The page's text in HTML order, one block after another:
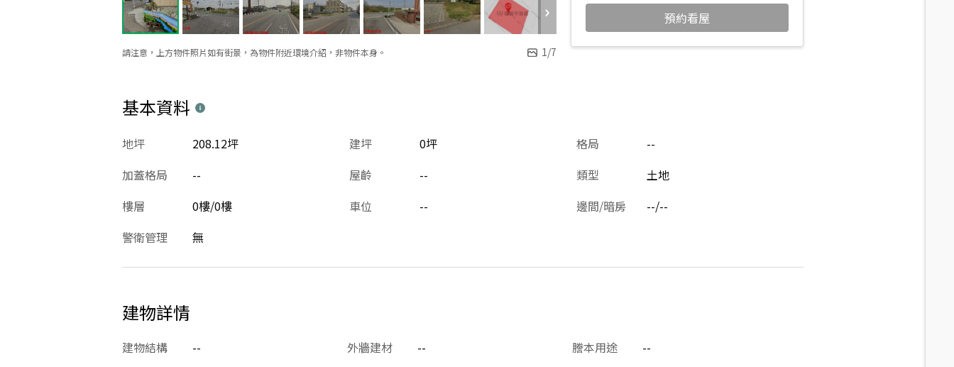
請注意，上方物件照片如有街景，為物件附近環境介紹，非物件本身。 1/7
預約看屋
基本資料
建坪 0坪
地坪 208.12坪 格局
--
加蓋格局
-- 屋齡 -- 類型
土地
樓層
0樓/0樓 車位 -- 邊間/暗房
--/--
警衛管理
無
建物詳情
建物結構 -- 外牆建材 -- 謄本用途
--